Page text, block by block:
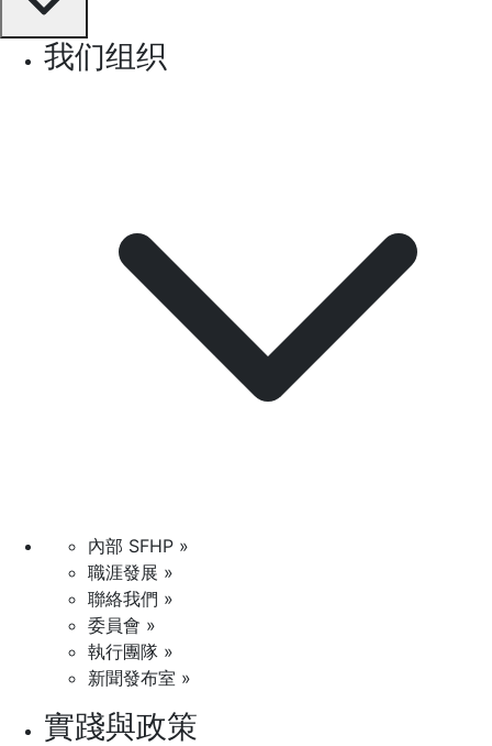
我们组织
內部 SFHP »
職涯發展 »
聯絡我們 »
委員會 »
執行團隊 »
新聞發布室 »
實踐與政策